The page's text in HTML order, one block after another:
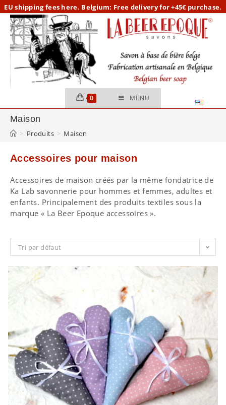
Skip
to
content
EUshipping fees here. Belgium: Free delivery for +45€ purchase.
0 MENU
Maison
> Produits > Maison
Accessoires pour maison
Accessoires de maison créés par la même fondatrice de
Ka Lab savonnerie pour hommes et femmes, adultes et
enfants. Principalement des produits textiles sous la
marque « La Beer Epoque accessoires ».
Tri par défaut